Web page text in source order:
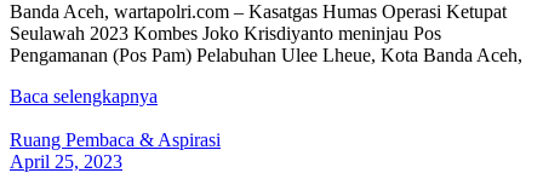
Banda Aceh, wartapolri.com – Kasatgas Humas Operasi Ketupat
Seulawah 2023 Kombes Joko Krisdiyanto meninjau Pos
Pengamanan (Pos Pam) Pelabuhan Ulee Lheue, Kota Banda Aceh,
Baca selengkapnya
Ruang Pembaca & Aspirasi
April 25, 2023